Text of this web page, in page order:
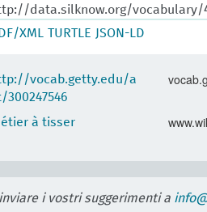
data.silknow.org/vocabulary/
XML TURTLE JSON-LD
vocab.getty.edu/a
300247546
à tisser
i vostri suggerimenti a